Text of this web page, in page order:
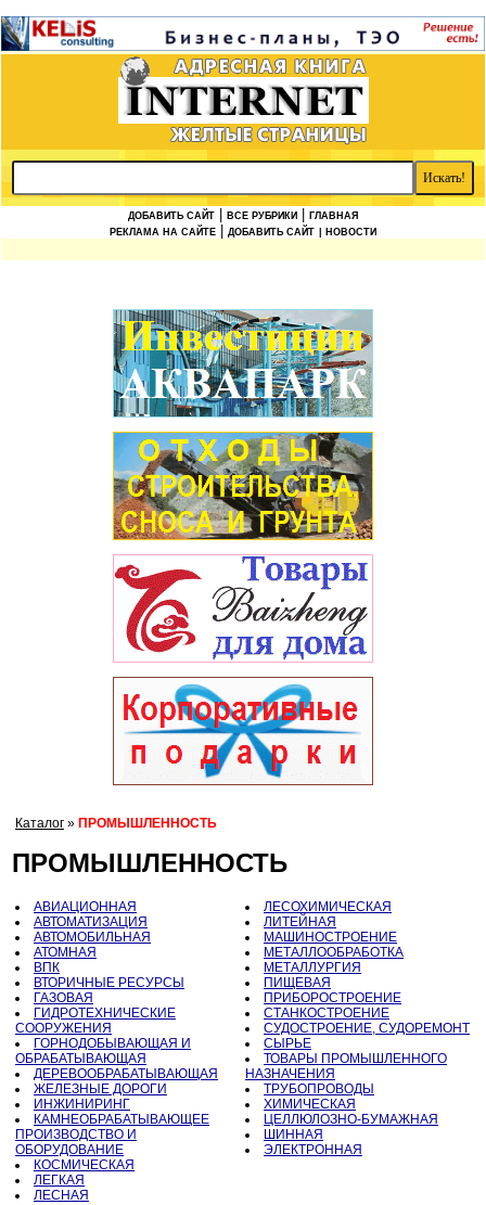
ДОБАВИТЬ САЙТ ВСЕ РУБРИКИ
ГЛАВНАЯ
РЕКЛАМА НА САЙТЕ
ДОБАВИТЬ САЙТ | НОВОСТИ
Каталог » ПРОМЫШЛЕННОСТЬ
ПРОМЫШЛЕННОСТЬ
АВИАЦИОННАЯ
АВТОМАТИЗАЦИЯ
АВТОМОБИЛЬНАЯ
АТОМНАЯ
ВПК
ВТОРИЧНЫЕ РЕСУРСЫ
ГАЗОВАЯ
ГИДРОТЕХНИЧЕСКИЕ
СООРУЖЕНИЯ
ГОРНОДОБЫВАЮЩАЯ И
ОБРАБАТЫВАЮЩАЯ
ДЕРЕВООБРАБАТЫВАЮЩАЯ
ЖЕЛЕЗНЫЕ ДОРОГИ
ИНЖИНИРИНГ
КАМНЕОБРАБАТЫВАЮЩЕЕ
ПРОИЗВОДСТВО И
ОБОРУДОВАНИЕ
КОСМИЧЕСКАЯ
ЛЕГКАЯ
ЛЕСНАЯ
ЛЕСОХИМИЧЕСКАЯ
ЛИТЕЙНАЯ
МАШИНОСТРОЕНИЕ
МЕТАЛЛООБРАБОТКА
МЕТАЛЛУРГИЯ
ПИЩЕВАЯ
ПРИБОРОСТРОЕНИЕ
СТАНКОСТРОЕНИЕ
СУДОСТРОЕНИЕ, СУДОРЕМОНТ
СЫРЬЕ
ТОВАРЫ ПРОМЫШЛЕННОГО
НАЗНАЧЕНИЯ
ТРУБОПРОВОДЫ
ХИМИЧЕСКАЯ
ЦЕЛЛЮЛОЗНО-БУМАЖНАЯ
ШИННАЯ
ЭЛЕКТРОННАЯ